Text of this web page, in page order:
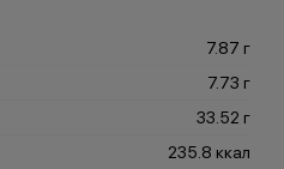
7.87 г
7.73 г
33.52 г
235.8 ккал